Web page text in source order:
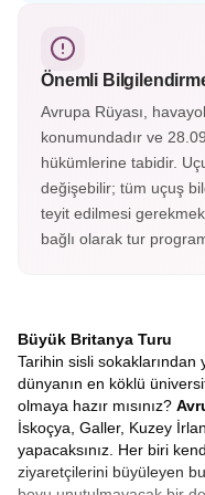
fotoğraflanan saatine
mimarisiyle
Önemli
Avrupa Rüyası,
konumundadır ve
hükümlerine tabidir.
değişebilir; tüm uçuş
teyit edilmesi
bağlı olarak tur
Büyük Britanya Turu
Tarihin sisli
dünyanın en köklü
olmaya hazır mısınız?
İskoçya, Galler, Kuzey
yapacaksınız. Her biri
ziyaretçilerini büyüleyen